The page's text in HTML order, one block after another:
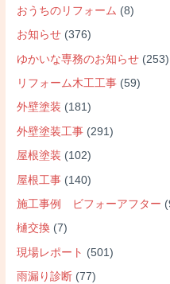
おうちのリフォーム (8)
お知らせ (376)
ゆかいな専務のお知らせ (253)
リフォーム木工工事 (59)
外壁塗装 (181)
外壁塗装工事 (291)
屋根塗装 (102)
屋根工事 (140)
施工事例 ビフォーアフター
樋交換 (7)
現場レポート (501)
雨漏り診断 (77)